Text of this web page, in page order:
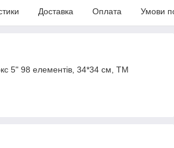
Доставка Оплата Умови
5" 98 елементів, 34*34 см, ТМ